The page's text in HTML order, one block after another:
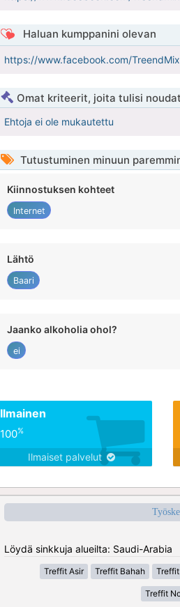
Haluan kumppanini olevan
https://www.facebook.com/
Omat kriteerit, joita tulisi
Ehtoja ei ole mukautettu
Tutustuminen minuun
Kiinnostuksen kohteet
Internet
Lähtö
Baari
Jaanko alkoholia ohol?
ei
Ilmainen
100%
Ilmaiset palvelut
Löydä sinkkuja alueilta: Saudi-Arabia
Treffit Asir Treffit Bahah
Treffit